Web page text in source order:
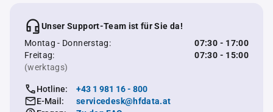
Unser Support-Team ist für Sie da!
Montag - Donnerstag:
07:30 - 17:00
Freitag:
07:30 - 15:00
(werktags)
Hotline:
+43 1 981 16 - 800
E-Mail:
servicedesk@hfdata.at